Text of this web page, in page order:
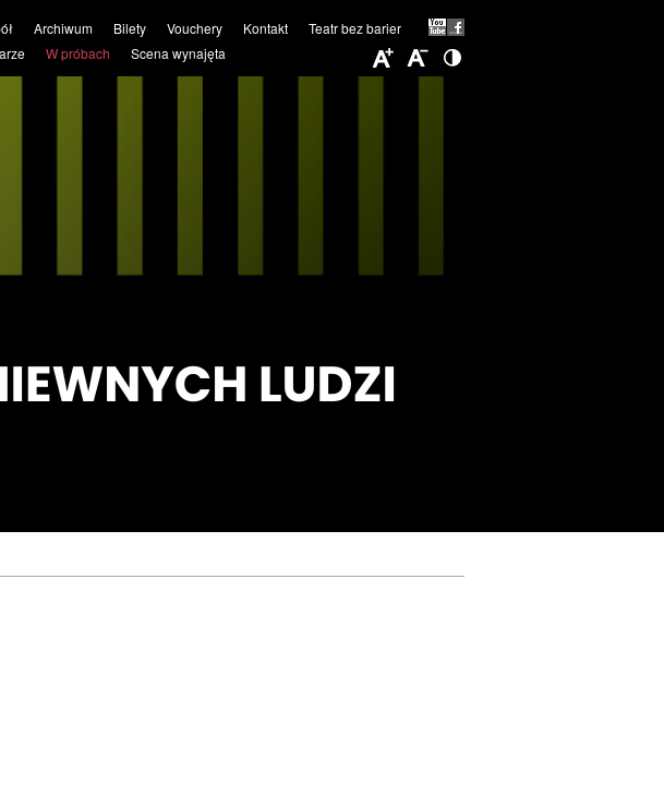
W próbach Scena wynajęta
Archiwum Bilety Vouchery Kontakt Teatr bez barier